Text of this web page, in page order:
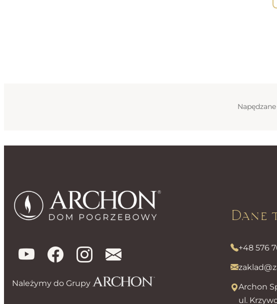
Należymy do Grupy
Dane
+48 576
Archon
ul.